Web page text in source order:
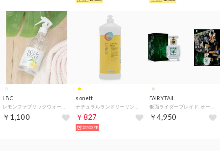
LBC
￥1,100
sonett
￥827
23%OFF
FAIRYTAIL
￥4,950